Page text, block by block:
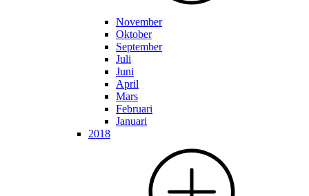
November
Oktober
September
Juli
Juni
April
Mars
Februari
Januari
2018